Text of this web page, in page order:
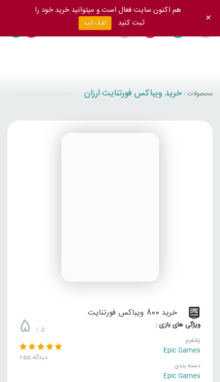
محصولات / خرید ویباکس فورتنایت ارزان
خرید 800 ویباکس فورتنایت
ویژگی های بازی :
پلتفرم
Epic Games
دسته بندی
Epic Games
5 / 5
255 دیدگاه
هم اکنون سایت فعال است و میتوانید خرید خود را
ثبت کنید
کلیک کنید +